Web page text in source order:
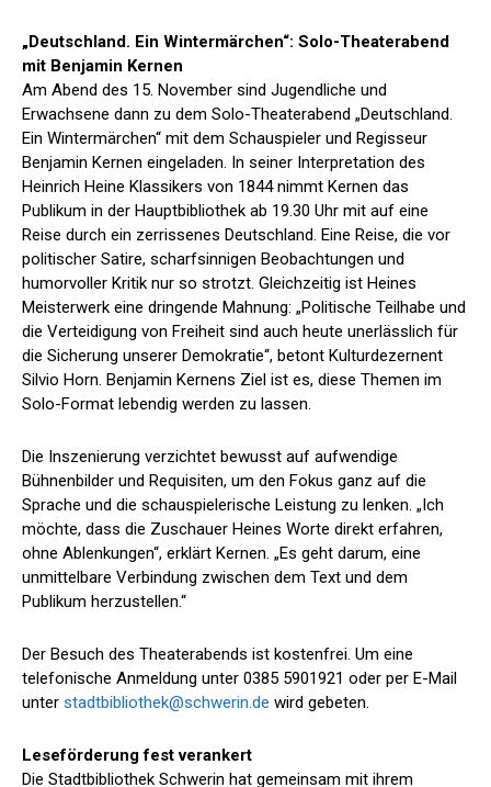
„Deutschland. Ein Wintermärchen“: Solo-Theaterabend
mit Benjamin Kernen
Am Abend des 15. November sind Jugendliche und
Erwachsene dann zu dem Solo-Theaterabend „Deutschland.
Ein Wintermärchen“ mit dem Schauspieler und Regisseur
Benjamin Kernen eingeladen. In seiner Interpretation des
Heinrich Heine Klassikers von 1844 nimmt Kernen das
Publikum in der Hauptbibliothek ab 19.30 Uhr mit auf eine
Reise durch ein zerrissenes Deutschland. Eine Reise, die vor
politischer Satire, scharfsinnigen Beobachtungen und
humorvoller Kritik nur so strotzt. Gleichzeitig ist Heines
Meisterwerk eine dringende Mahnung: „Politische Teilhabe und
die Verteidigung von Freiheit sind auch heute unerlässlich für
die Sicherung unserer Demokratie“, betont Kulturdezernent
Silvio Horn. Benjamin Kernens Ziel ist es, diese Themen im
Solo-Format lebendig werden zu lassen.
Die Inszenierung verzichtet bewusst auf aufwendige
Bühnenbilder und Requisiten, um den Fokus ganz auf die
Sprache und die schauspielerische Leistung zu lenken. „Ich
möchte, dass die Zuschauer Heines Worte direkt erfahren,
ohne Ablenkungen“, erklärt Kernen. „Es geht darum, eine
unmittelbare Verbindung zwischen dem Text und dem
Publikum herzustellen.“
Der Besuch des Theaterabends ist kostenfrei. Um eine
telefonische Anmeldung unter 0385 5901921 oder per E-Mail
unter stadtbibliothek@schwerin.de wird gebeten.
Leseförderung fest verankert
Die Stadtbibliothek Schwerin hat gemeinsam mit ihrem